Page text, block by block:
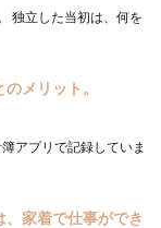
独立した当初は、何を
メリット。
アプリで記録していま
家着で仕事ができ